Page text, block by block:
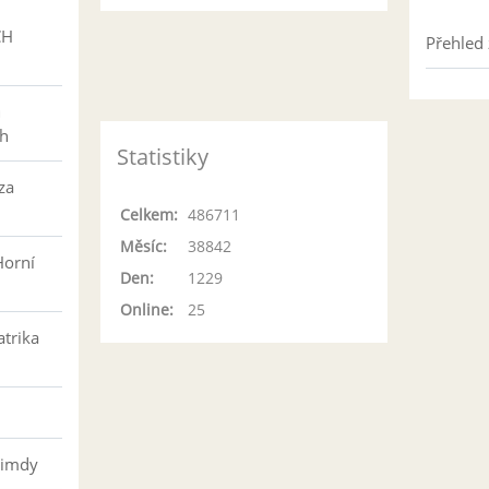
Statistiky
Online: 25
Celkem: 486711
Měsíc:
38842
Den:
1229